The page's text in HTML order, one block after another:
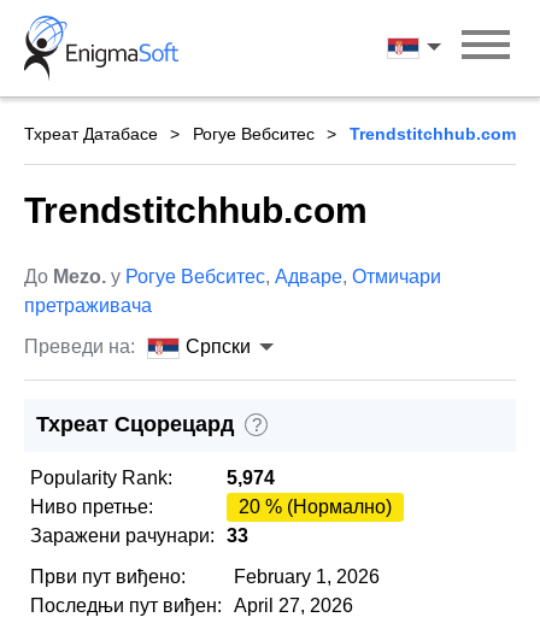
Skip
content
Српски
Тхреат Датабасе Рогуе Вебситес Trendstitchhub.com
Trendstitchhub.com
До Mezo. у Рогуе Вебситес, Адваре, Отмичари
претраживача
Преведи на:
Српски
Тхреат Сцорецард ?
Popularity Rank:
5,974
Ниво претње:
20 % (Нормално)
Заражени рачунари:
33
Први пут виђено:
February 1, 2026
Последњи пут виђен:
April 27, 2026